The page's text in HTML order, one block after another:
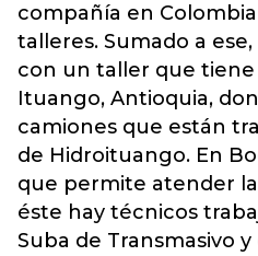
compañía en
talleres. Sumado a
con un taller que
Ituango, Antioquia,
camiones que están
de Hidroituango. En
que permite atender
éste hay técnicos
Suba de Transmasivo